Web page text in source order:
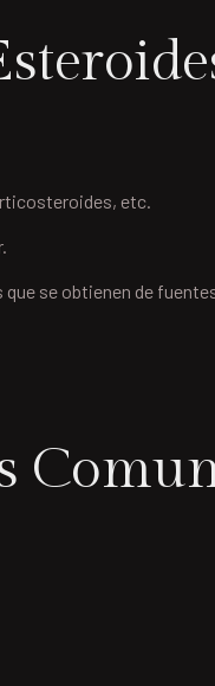
etc.
se obtienen de